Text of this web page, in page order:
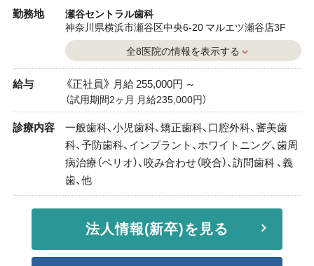
勤務地 瀬谷セントラル歯科
神奈川県横浜市瀬谷区中央6-20 マルエツ瀬谷店3F
全8医院の情報を表示する
給与 《正社員》 月給 255,000円 ～
（試用期間2ヶ月 月給235,000円）
診療内容
一般歯科、小児歯科、矯正歯科、口腔外科、審美歯
科、予防歯科、インプラント、ホワイトニング、歯周
病治療（ペリオ）、咬み合わせ（咬合）、訪問歯科 、義
歯、他
法人情報(新卒)を見る